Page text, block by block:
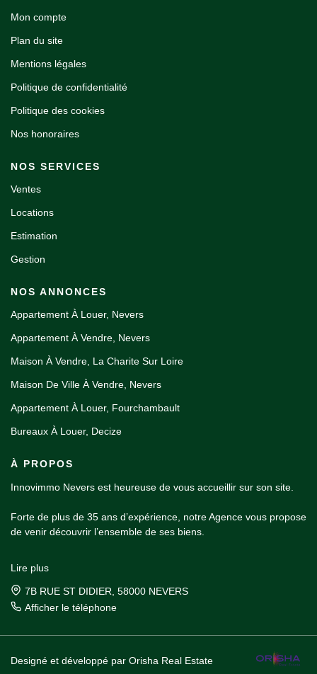
Mon compte
Plan du site
Mentions légales
Politique de confidentialité
Politique des cookies
Nos honoraires
NOS SERVICES
Ventes
Locations
Estimation
Gestion
NOS ANNONCES
Appartement À Louer, Nevers
Appartement À Vendre, Nevers
Maison À Vendre, La Charite Sur Loire
Maison De Ville À Vendre, Nevers
Appartement À Louer, Fourchambault
Bureaux À Louer, Decize
À PROPOS
Innovimmo Nevers est heureuse de vous accueillir sur son site.
Forte de plus de 35 ans d’expérience, notre Agence vous propose
de venir découvrir l’ensemble de ses biens.
notre équipe mettra toutes ses qualités à votre service dans un
unique but, celui de vous satisfaire !
Lire plus
7B RUE ST DIDIER, 58000 NEVERS
Afficher le téléphone
Designé et développé par Orisha Real Estate